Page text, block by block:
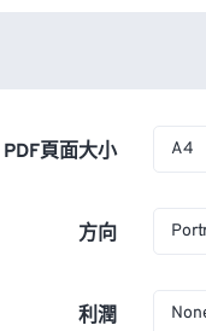
PDF頁面大小 A4
方向
利潤